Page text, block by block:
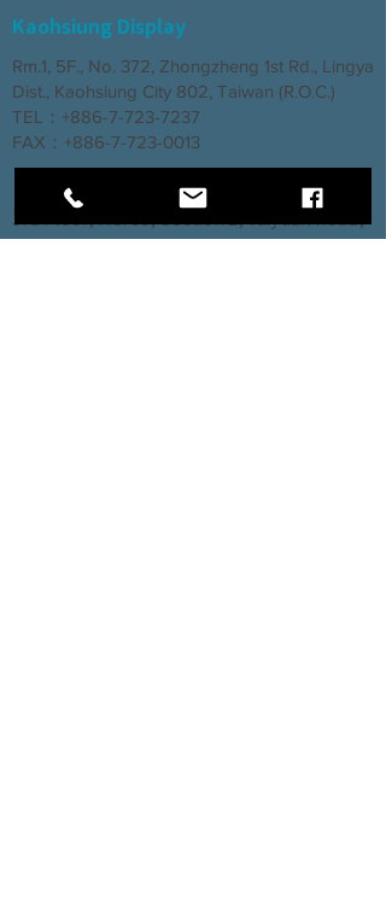
Kaohsiung Display
Rm.1, 5F., No. 372, Zhongzheng 1st Rd., Lingya
Dist., Kaohsiung City 802, Taiwan (R.O.C.)
TEL：+886-7-723-7237
FAX：+886-7-723-0013
Taichung Branch
3rd Floor, No. 66, Section 2, Taiyuan Road,
North District, Taichung City